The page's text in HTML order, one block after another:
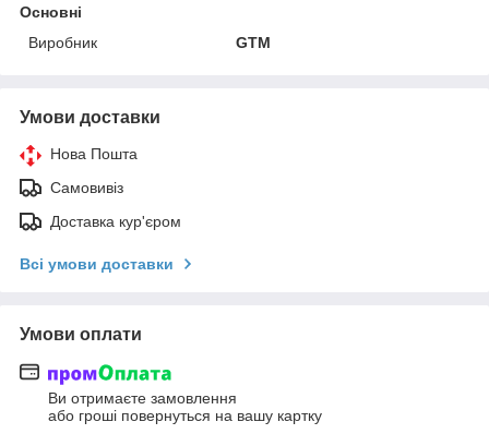
Основні
Виробник
GTM
Умови доставки
Нова Пошта
Самовивіз
Доставка кур'єром
Всі умови доставки
Умови оплати
Ви отримаєте замовлення
або гроші повернуться на вашу картку